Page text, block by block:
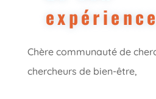
Chère communauté de
chercheurs de bien-être,